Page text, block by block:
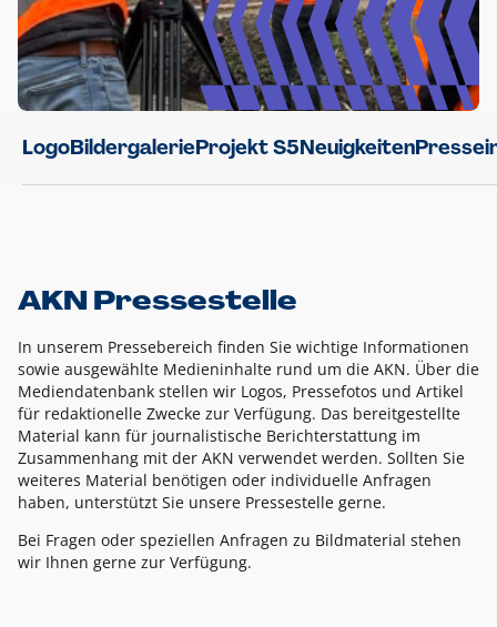
LogoBildergalerieProjekt S5Neuigkeiten
AKN Pressestelle
In unserem Pressebereich finden Sie wichtige Informationen
sowie ausgewählte Medieninhalte rund um die AKN. Über die
Mediendatenbank stellen wir Logos, Pressefotos und Artikel
für redaktionelle Zwecke zur Verfügung. Das bereitgestellte
Material kann für journalistische Berichterstattung im
Zusammenhang mit der AKN verwendet werden. Sollten Sie
weiteres Material benötigen oder individuelle Anfragen
haben, unterstützt Sie unsere Pressestelle gerne.
Bei Fragen oder speziellen Anfragen zu Bildmaterial stehen
wir Ihnen gerne zur Verfügung.